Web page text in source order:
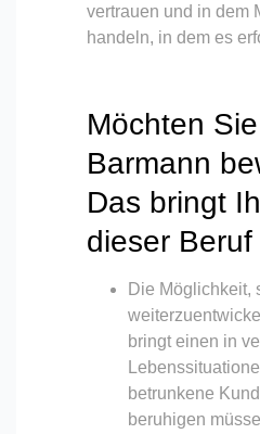
vertrauen und in dem
handeln, in dem es
Möchten
Barmann
Das bringt
dieser Beruf
Die Möglichkeit,
bringt einen in
betrunkene
beruhigen